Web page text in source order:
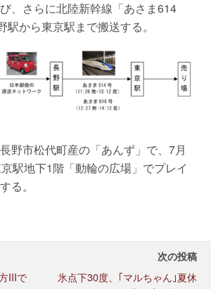
、さらに北陸新幹線「あさま614
から東京駅まで搬送する。
野市松代町産の「あんず」で、7月
駅地下1階「動輪の広場」でプレイ
る。
IIIで
次の投稿
氷点下30度、｢マルちゃん｣夏休